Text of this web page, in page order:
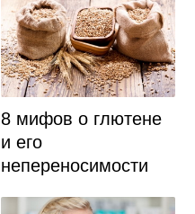
8 мифов о глютене
и его
непереносимости